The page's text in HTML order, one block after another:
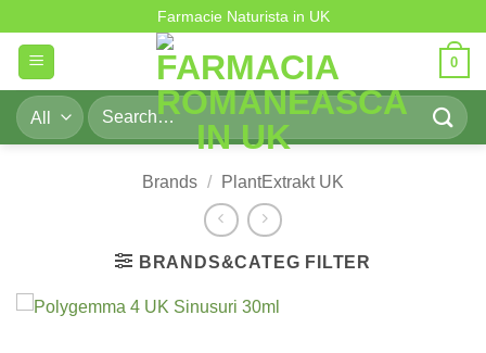
content
Farmacie Naturista in UK
0
Search
for:
Brands / PlantExtrakt UK
BRANDS&CATEG FILTER